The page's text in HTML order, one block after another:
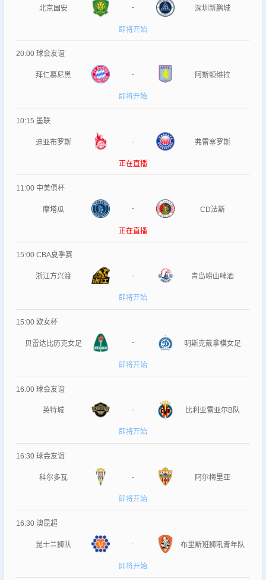
北京国安 - 深圳新鹏城
即将开始
20:00 球会友谊
拜仁慕尼黑 - 阿斯顿维拉
即将开始
10:15 墨联
迪亚布罗斯 - 弗雷塞罗斯
正在直播
11:00 中美俱杯
摩塔瓜 - CD法斯
正在直播
15:00 CBA夏季赛
浙江方兴渡 - 青岛崂山啤酒
即将开始
15:00 欧女杯
贝雷达比历克女足 - 明斯克戴拿模女足
即将开始
16:00 球会友谊
英特城 - 比利亚雷亚尔B队
即将开始
16:30 球会友谊
科尔多瓦 - 阿尔梅里亚
即将开始
16:30 澳昆超
昆士兰狮队 - 布里斯班狮吼青年队
即将开始